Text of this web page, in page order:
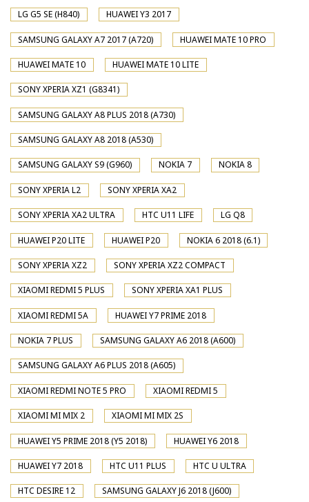
LG G5 SE (H840) HUAWEI Y3 2017
SAMSUNG GALAXY A7 2017 (A720) HUAWEI MATE 10 PRO
HUAWEI MATE 10 HUAWEI MATE 10 LITE
SONY XPERIA XZ1 (G8341)
SAMSUNG GALAXY A8 PLUS 2018 (A730)
SAMSUNG GALAXY A8 2018 (A530)
SAMSUNG GALAXY S9 (G960) NOKIA 7 NOKIA 8
SONY XPERIA L2 SONY XPERIA XA2
SONY XPERIA XA2 ULTRA HTC U11 LIFE LG Q8
HUAWEI P20 LITE HUAWEI P20 NOKIA 6 2018 (6.1)
SONY XPERIA XZ2 SONY XPERIA XZ2 COMPACT
XIAOMI REDMI 5 PLUS SONY XPERIA XA1 PLUS
XIAOMI REDMI 5A HUAWEI Y7 PRIME 2018
NOKIA 7 PLUS SAMSUNG GALAXY A6 2018 (A600)
SAMSUNG GALAXY A6 PLUS 2018 (A605)
XIAOMI REDMI NOTE 5 PRO XIAOMI REDMI 5
XIAOMI MI MIX 2 XIAOMI MI MIX 2S
HUAWEI Y5 PRIME 2018 (Y5 2018) HUAWEI Y6 2018
HUAWEI Y7 2018 HTC U11 PLUS HTC U ULTRA
HTC DESIRE 12 SAMSUNG GALAXY J6 2018 (J600)